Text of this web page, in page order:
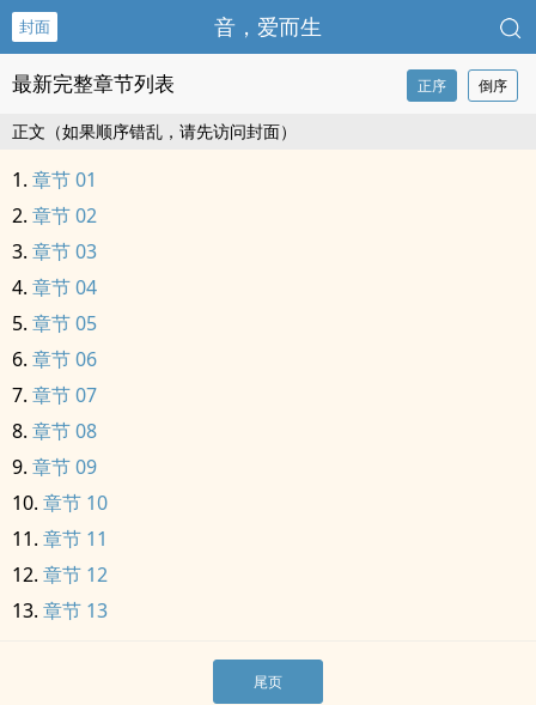
封面 音，爱而生
最新完整章节列表 正序 倒序
正文（如果顺序错乱，请先访问封面）
章节 01
章节 02
章节 03
章节 04
章节 05
章节 06
章节 07
章节 08
章节 09
章节 10
章节 11
章节 12
章节 13
尾页